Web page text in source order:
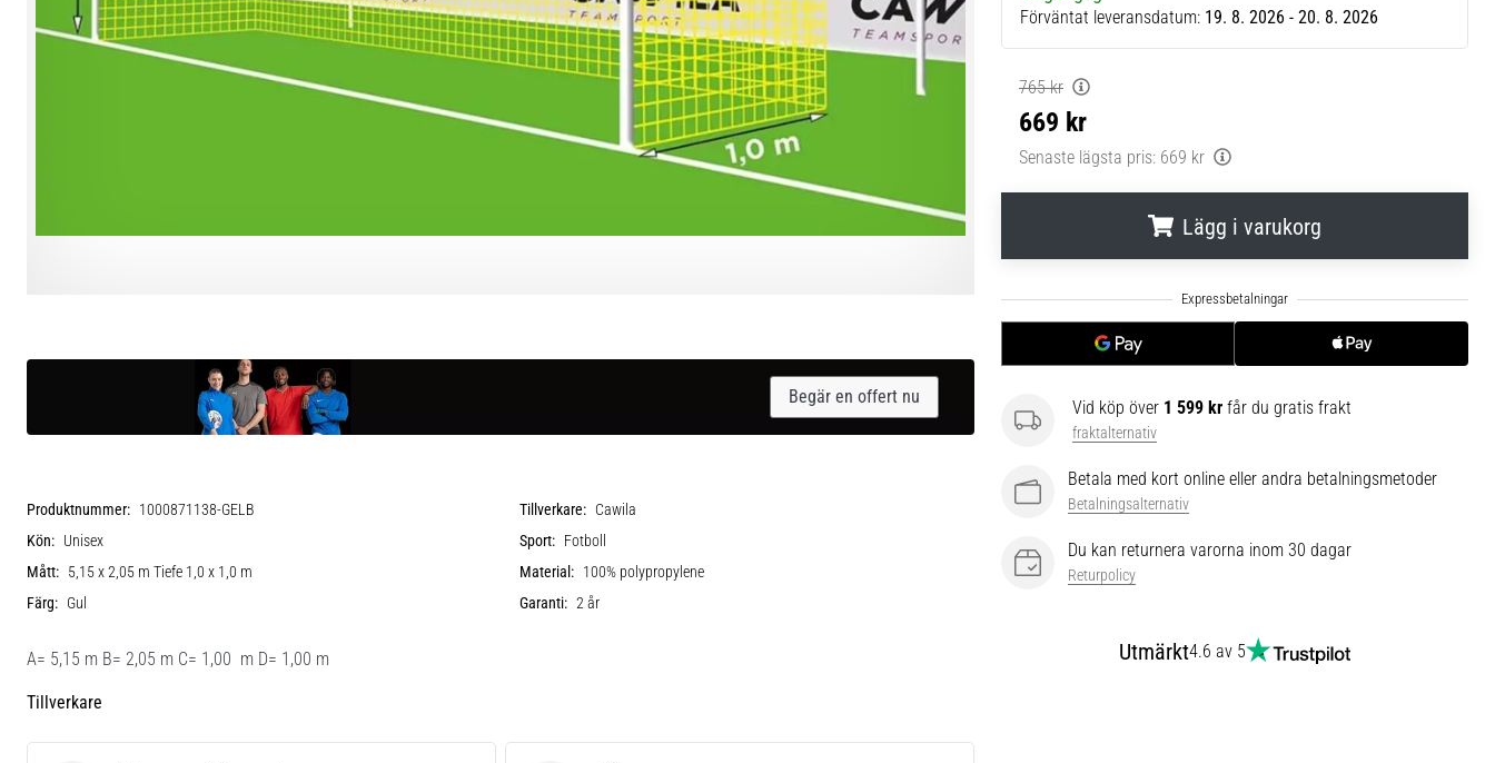
Förväntat leveransdatum: 19. 8. 2026 - 20. 8. 2026
765 kr
669 kr
Senaste lägsta pris: 669 kr
Lägg i varukorg
Vid köp över 1 599 kr får du gratis frakt
fraktalternativ
Betala med kort online eller andra betalningsmetoder
Betalningsalternativ
Du kan returnera varorna inom 30 dagar
Returpolicy
Utmärkt4.6 av 5
Begär en offert nu
Produktnummer: 1000871138-GELB Tillverkare: Cawila
Kön: Unisex Sport: Fotboll
Mått: 5,15 x 2,05 m Tiefe 1,0 x 1,0 m Material: 100% polypropylene
Färg: Gul Garanti: 2 år
A= 5,15 m B= 2,05 m C= 1,00 m D= 1,00 m
Tillverkare